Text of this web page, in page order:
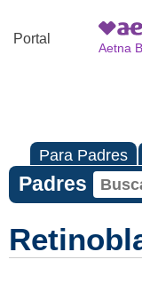
Portal
Aetna
Para Padres
Padres